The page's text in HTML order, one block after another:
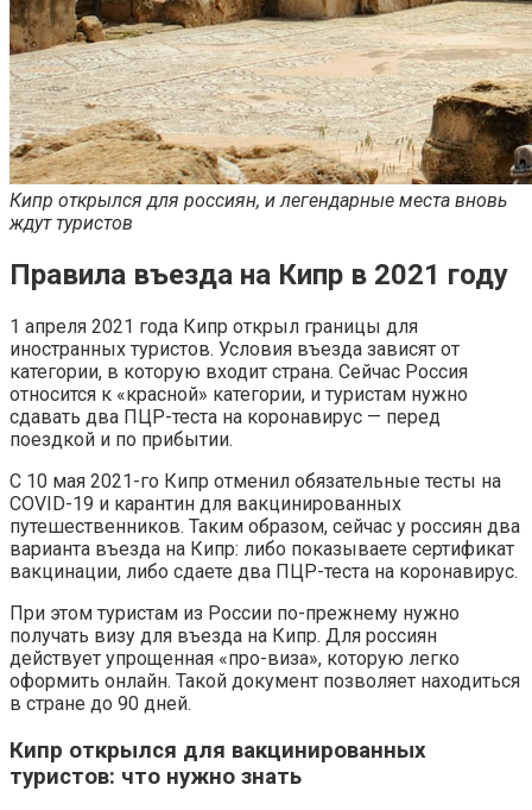
Кипр открылся для россиян, и легендарные места вновь
ждут туристов
Правила въезда на Кипр в 2021 году
1 апреля 2021 года Кипр открыл границы для
иностранных туристов. Условия въезда зависят от
категории, в которую входит страна. Сейчас Россия
относится к «красной» категории, и туристам нужно
сдавать два ПЦР-теста на коронавирус — перед
поездкой и по прибытии.
С 10 мая 2021-го Кипр отменил обязательные тесты на
COVID-19 и карантин для вакцинированных
путешественников. Таким образом, сейчас у россиян два
варианта въезда на Кипр: либо показываете сертификат
вакцинации, либо сдаете два ПЦР-теста на коронавирус.
При этом туристам из России по-прежнему нужно
получать визу для въезда на Кипр. Для россиян
действует упрощенная «про-виза», которую легко
оформить онлайн. Такой документ позволяет находиться
в стране до 90 дней.
Кипр открылся для вакцинированных
туристов: что нужно знать